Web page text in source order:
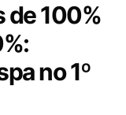
de 100%
no 1º